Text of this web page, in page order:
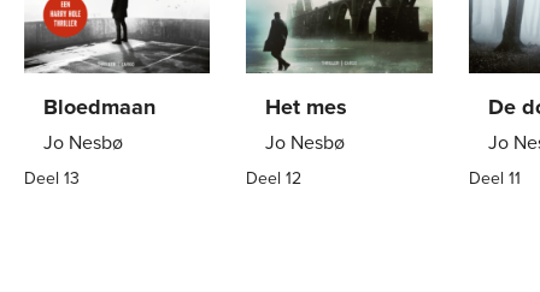
Bloedmaan
Jo Nesbø
Deel 13
Het mes
Jo Nesbø
Deel 12
De
Jo
Deel 11